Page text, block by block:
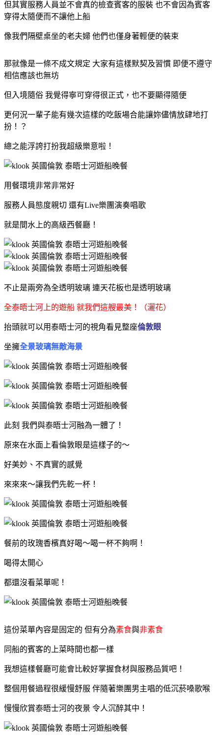
但其實服務人員並不會真的檢查賓客的服裝 也不會因為賓客
穿得太隨便而不讓他上船
像我們隔壁桌坐的老夫婦 他們也僅身著輕便的裝束
那就像是一條不成文規定 大家有這樣默契及習慣 即便不遵守
相信應該也無坊
但入境隨俗 我覺得寧可穿得很正式，也不要顯得隨便
更何況一輩子能有幾次這樣的吃飯場合能讓妳儘情放肆地打
扮！？
總之能浮誇打扮我超級樂意啦！
用餐環境非常非常好
服務人員態度親切 還有Live樂團演奏唱歌
就是間水上的高級西餐廳！
不止是兩旁為全透明玻璃 連天花板也是透明玻璃
全泰晤士河上的遊船 就我們這艘最美！（灑花）
抬頭就可以用泰晤士河的視角看見整座倫敦眼
坐擁全景玻璃無敵海景
此刻 我們與泰晤士河融為一體了！
原來在水面上看倫敦眼是這樣子的～
好美妙、不真實的感覺
來來來～讓我們先乾一杯！
餐前的玫瑰香檳真好喝～喝一杯不夠啊！
喝得太開心
都還沒看菜單呢！
這份菜單內容是固定的 但有分為素食與非素食
同船的賓客的上菜時間也都一樣
我想這樣餐廳可能會比較好掌握食材與服務品質吧！
整個用餐過程很緩慢舒服 伴隨著樂團男主唱的低沉菸嗓歌喉
慢慢欣賞泰晤士河的夜景 令人沉醉其中！